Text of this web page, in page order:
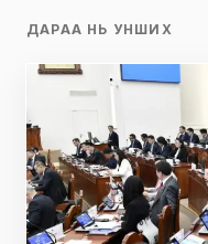
ДАРАА НЬ УНШИХ